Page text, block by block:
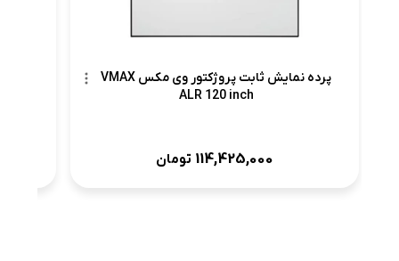
پرده نمایش ثابت پروژکتور وی مکس VMAX
ALR 120 inch
114,425,000 تومان